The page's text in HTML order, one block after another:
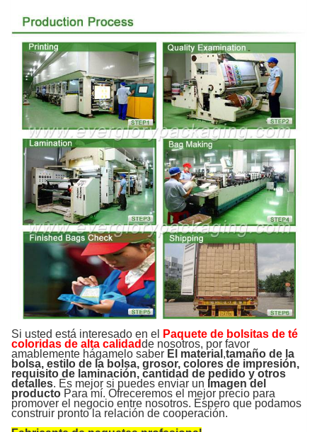
Si usted está interesado en el
Paquete de bolsitas de té
coloridas de alta calidadde nosotros, por favor
amablemente hágamelo saber El material ,tamaño de la
bolsa, estilo de la bolsa, grosor, colores de impresión,
requisito de laminación, cantidad de pedido y otros
detalles. Es mejor si puedes enviar un Imagen del
producto Para mí. Ofreceremos el mejor precio para
promover el negocio entre nosotros. Espero que podamos
construir pronto la relación de cooperación.